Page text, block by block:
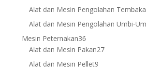
Alat dan Mesin Pengolahan
Alat dan Mesin Pengolahan Umbi-
Mesin Peternakan3636
products
Alat dan Mesin Pakan2727
Alat dan Mesin Pellet99